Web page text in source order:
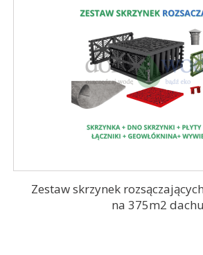
Zestaw skrzynek
na 375m2 dachu